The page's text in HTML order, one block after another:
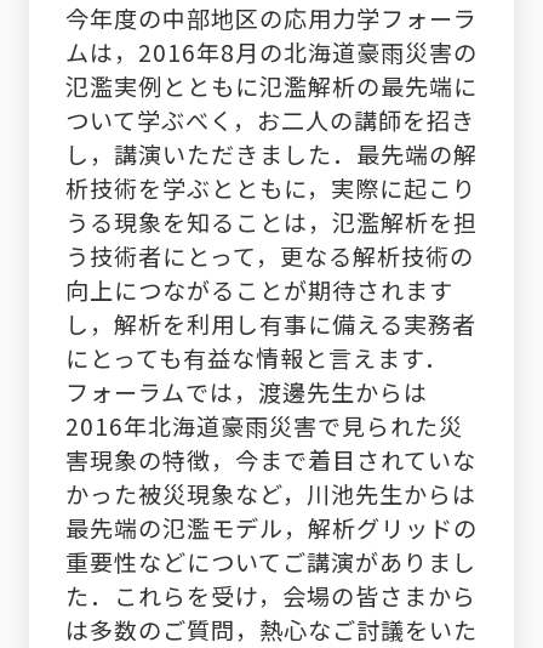
今年度の中部地区の応用力学フォーラ
ムは，2016年8月の北海道豪雨災害の
氾濫実例とともに氾濫解析の最先端に
ついて学ぶべく，お二人の講師を招き
し，講演いただきました．最先端の解
析技術を学ぶとともに，実際に起こり
うる現象を知ることは，氾濫解析を担
う技術者にとって，更なる解析技術の
向上につながることが期待されます
し，解析を利用し有事に備える実務者
にとっても有益な情報と言えます．
フォーラムでは，渡邊先生からは
2016年北海道豪雨災害で見られた災
害現象の特徴，今まで着目されていな
かった被災現象など，川池先生からは
最先端の氾濫モデル，解析グリッドの
重要性などについてご講演がありまし
た．これらを受け，会場の皆さまから
は多数のご質問，熱心なご討議をいた